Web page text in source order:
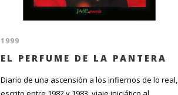
1999
EL PERFUME DE LA PANTERA
Diario de una ascensión a los infiernos de lo real,